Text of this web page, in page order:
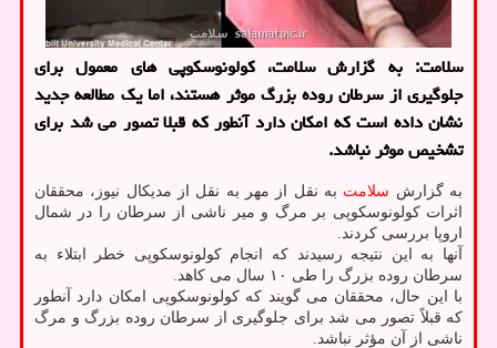
سلامت: به گزارش سلامت، کولونوسکوپی های معمول برای
جلوگیری از سرطان روده بزرگ موثر هستند، اما یک مطالعه جدید
نشان داده است که امکان دارد آنطور که قبلا تصور می شد برای
تشخیص موثر نباشد.
به گزارش سلامت به نقل از مهر به نقل از مدیکال نیوز، محققان
اثرات کولونوسکوپی بر مرگ و میر ناشی از سرطان را در شمال
اروپا بررسی کردند.
آنها به این نتیجه رسیدند که انجام کولونوسکوپی خطر ابتلاء به
سرطان روده بزرگ را طی ۱۰ سال می کاهد.
با این حال، محققان می گویند که کولونوسکوپی امکان دارد آنطور
که قبلاً تصور می شد برای جلوگیری از سرطان روده بزرگ و مرگ
ناشی از آن مؤثر نباشد.